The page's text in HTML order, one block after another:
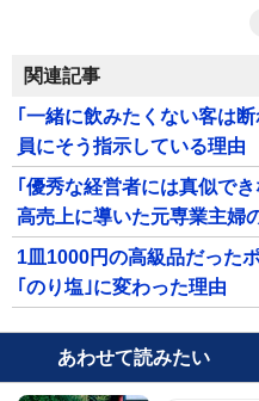
関連記事
｢一緒に飲みたくない客は
員にそう指示している理由
｢優秀な経営者には真似で
高売上に導いた元専業主婦
1皿1000円の高級品だった
｢のり塩｣に変わった理由
あわせて読みたい